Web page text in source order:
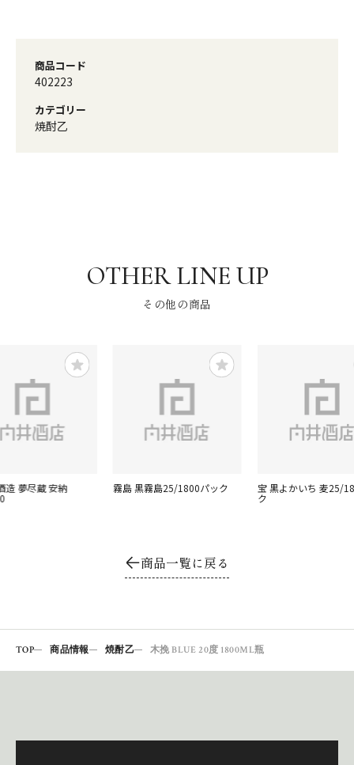
商品コード
402223
カテゴリー
焼酎乙
その他の商品
造 夢尽蔵 安納 霧島 黒霧島25/1800パック 宝 黒よかいち 麦25/
ク
商品一覧に戻る
TOP 商品情報 焼酎乙 木挽 BLUE 20度 1800ML瓶